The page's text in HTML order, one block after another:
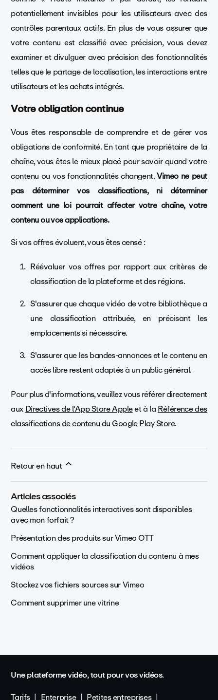
potentiellement invisibles pour les utilisateurs avec des
contrôles parentaux actifs. En plus de vous assurer que
votre contenu est classifié avec précision, vous devez
examiner et divulguer avec précision des fonctionnalités
telles que le partage de localisation, les interactions entre
utilisateurs et les achats intégrés.
Votre obligation continue
Vous êtes responsable de comprendre et de gérer vos
obligations de conformité. En tant que propriétaire de la
chaîne, vous êtes le mieux placé pour savoir quand votre
contenu ou vos fonctionnalités changent.Vimeo ne peut
pas déterminer vos classifications, ni déterminer
comment une loi pourrait affecter votre chaîne, votre
contenu ou vos applications.
Si vos offres évoluent, vous êtes censé :
Réévaluer vos offres par rapport aux critères de
classification de la plateforme et des régions.
S'assurer que chaque vidéo de votre bibliothèque a
une classification attribuée, en précisant les
emplacements si nécessaire.
S'assurer que les bandes-annonces et le contenu en
accès libre restent adaptés à un public général.
Pour plus d'informations, veuillez vous référer directement
auxDirectives de l'App Store Appleet à laRéférence des
classifications de contenu du Google Play Store.
Retour en haut
Articles associés
Quelles fonctionnalités interactives sont disponibles
avec mon forfait ?
Présentation des produits sur Vimeo OTT
Comment appliquer la classification du contenu à mes
vidéos
Stockez vos fichiers sources sur Vimeo
Comment supprimer une vitrine
Une plateforme vidéo, tout pour vos vidéos.
Tarifs
Enterprise Petites entreprises